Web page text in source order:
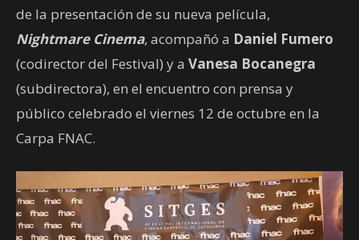
de la presentación de su nueva película,
Nightmare Cinema, acompañó a Daniel Fumero
(codirector del Festival) y a Vanesa Bocanegra
(subdirectora), en el encuentro con prensa y
público celebrado el viernes 12 de octubre en la
Carpa FNAC.